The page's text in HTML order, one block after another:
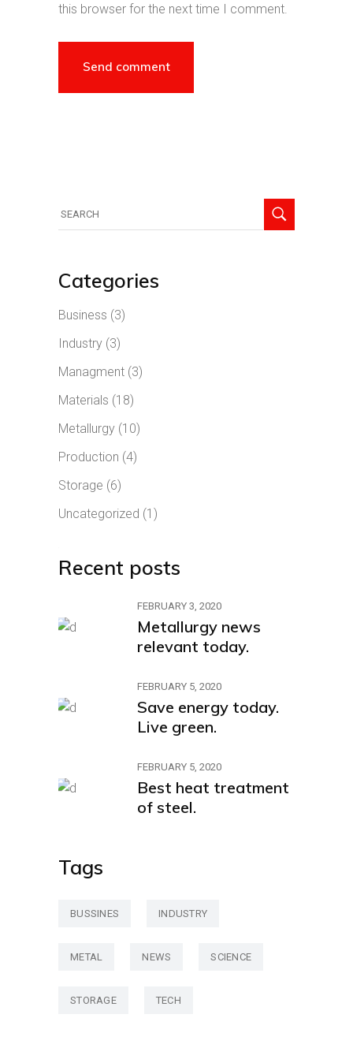
this browser for the next time I comment.
Categories
Business (3)
Industry (3)
Managment (3)
Materials (18)
Metallurgy (10)
Production (4)
Storage (6)
Uncategorized (1)
Recent posts
FEBRUARY 3, 2020
Metallurgy news
relevant today.
FEBRUARY 5, 2020
Save energy today.
Live green.
FEBRUARY 5, 2020
Best heat treatment
of steel.
Tags
BUSSINES INDUSTRY
METAL NEWS SCIENCE
STORAGE TECH